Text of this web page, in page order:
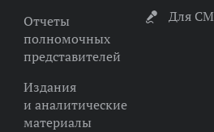
Отчеты
полномочных
представителей
Издания
и аналитические
материалы
Для